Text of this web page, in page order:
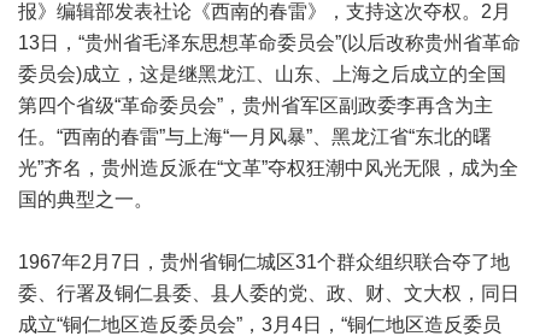
报》编辑部发表社论《西南的春雷》，支持这次夺权。2月
13日，“贵州省毛泽东思想革命委员会”(以后改称贵州省革命
委员会)成立，这是继黑龙江、山东、上海之后成立的全国
第四个省级“革命委员会”，贵州省军区副政委李再含为主
任。“西南的春雷”与上海“一月风暴”、黑龙江省“东北的曙
光”齐名，贵州造反派在“文革”夺权狂潮中风光无限，成为全
国的典型之一。
1967年2月7日，贵州省铜仁城区31个群众组织联合夺了地
委、行署及铜仁县委、县人委的党、政、财、文大权，同日
成立“铜仁地区造反委员会”，3月4日，“铜仁地区造反委员